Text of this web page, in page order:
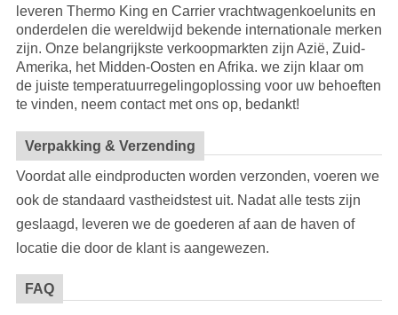
leveren Thermo King en Carrier vrachtwagenkoelunits en
onderdelen die wereldwijd bekende internationale merken
zijn. Onze belangrijkste verkoopmarkten zijn Azië, Zuid-
Amerika, het Midden-Oosten en Afrika. we zijn klaar om
de juiste temperatuurregelingoplossing voor uw behoeften
te vinden, neem contact met ons op, bedankt!
Verpakking & Verzending
Voordat alle eindproducten worden verzonden, voeren we
ook de standaard vastheidstest uit. Nadat alle tests zijn
geslaagd, leveren we de goederen af aan de haven of
locatie die door de klant is aangewezen.
FAQ